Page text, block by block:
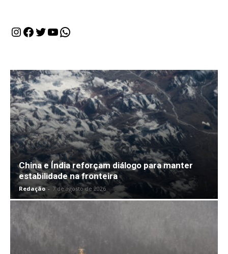
Instagram
Facebook
Twitter
Youtube
WhatsApp
China e Índia reforçam diálogo para manter
estabilidade na fronteira
Redação - 7 de agosto de 2026